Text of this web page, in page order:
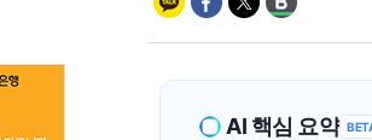
AI 핵심 요약